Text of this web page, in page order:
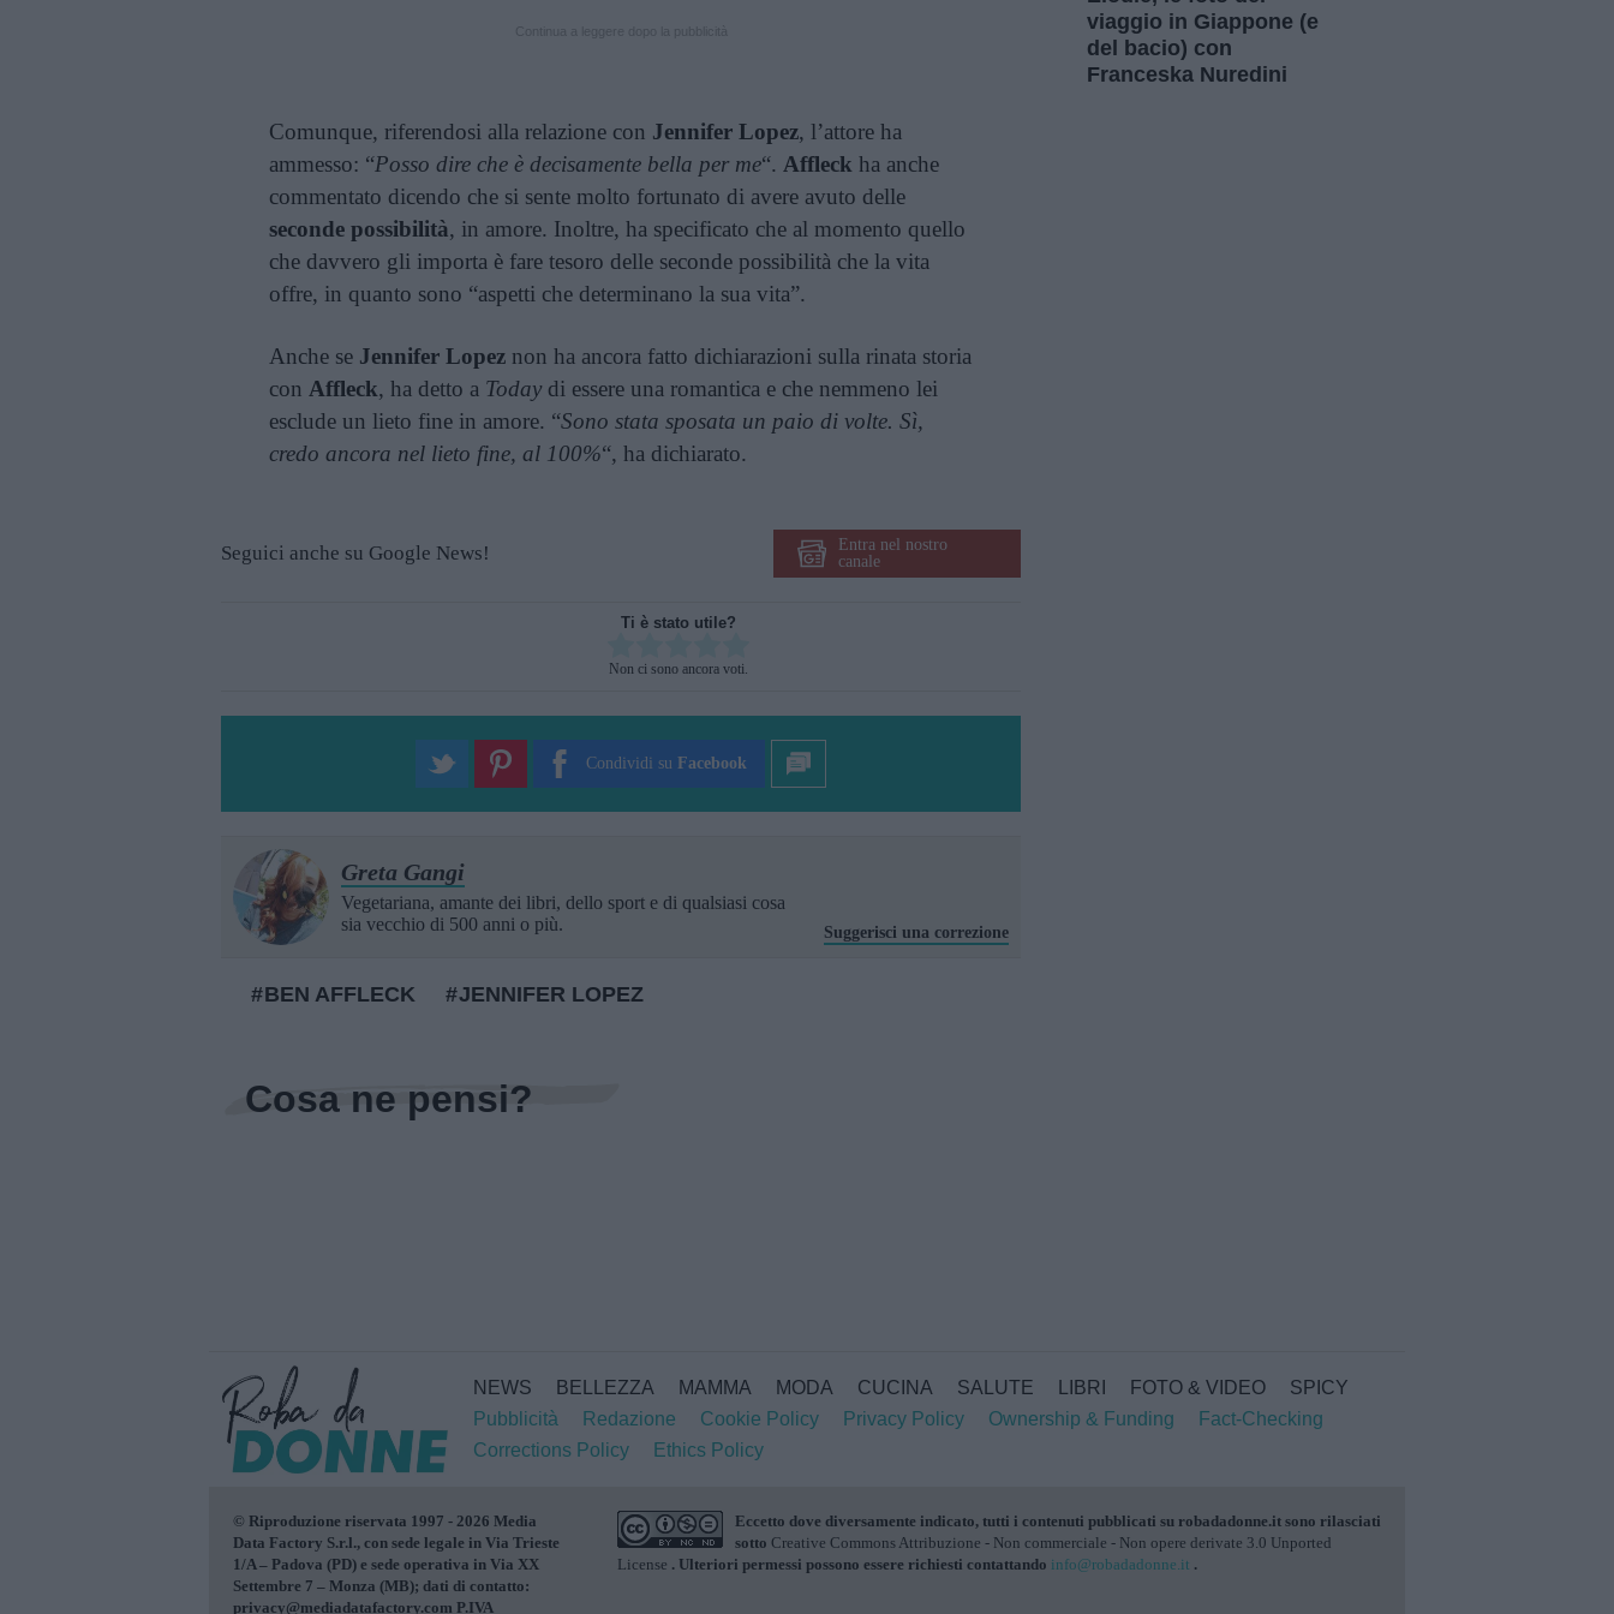
Comunque, riferendosi alla relazione con Jennifer Lopez, l’attore ha
ammesso: “Posso dire che è decisamente bella per me“. Affleck ha anche
commentato dicendo che si sente molto fortunato di avere avuto delle
seconde possibilità, in amore. Inoltre, ha specificato che al momento quello
che davvero gli importa è fare tesoro delle seconde possibilità che la vita
offre, in quanto sono “aspetti che determinano la sua vita”.
Anche se Jennifer Lopez non ha ancora fatto dichiarazioni sulla rinata storia
con Affleck, ha detto a Today di essere una romantica e che nemmeno lei
esclude un lieto fine in amore. “Sono stata sposata un paio di volte. Sì,
credo ancora nel lieto fine, al 100%“, ha dichiarato.
Seguici anche su Google News!
Entra nel nostro
canale
Ti è stato utile?
Non ci sono ancora voti.
Condividi su Facebook
Greta Gangi
Vegetariana, amante dei libri, dello sport e di qualsiasi cosa
sia vecchio di 500 anni o più.
Suggerisci una correzione
BEN AFFLECK JENNIFER LOPEZ
viaggio in Giappone (e
del bacio) con
Franceska Nuredini
Cosa ne pensi?
NEWS BELLEZZA MAMMA MODA CUCINA SALUTE LIBRI FOTO & VIDEO
SPICY
Pubblicità
Redazione Cookie Policy Privacy Policy Ownership & Funding
Fact-Checking
Corrections Policy
Ethics Policy
© Riproduzione riservata 1997 - 2026 Media
Data Factory S.r.l., con sede legale in Via Trieste
1/A – Padova (PD) e sede operativa in Via XX
Settembre 7 – Monza (MB); dati di contatto:
privacy@mediadatafactory.com P.IVA
Eccetto dove diversamente indicato, tutti i contenuti pubblicati su robadadonne.it sono rilasciati
sotto Creative Commons Attribuzione - Non commerciale - Non opere derivate 3.0 Unported
License . Ulteriori permessi possono essere richiesti contattando info@robadadonne.it .